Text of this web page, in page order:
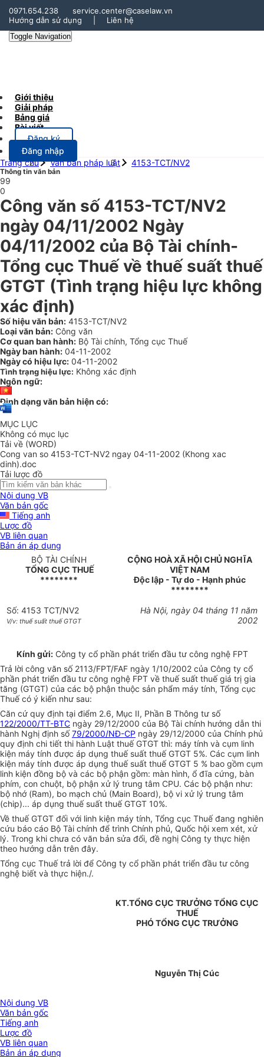
0971.654.238
service.center@caselaw.vn
Hướng dẫn sử dụng
Liên hệ
Toggle Navigation
Giới thiệu
Giải pháp
Bảng giá
Bài viết
Đăng ký
Đăng nhập
Trang chủ
Văn bản pháp luật 4153-TCT/NV2
Thông tin văn bản
99
0
Công văn số 4153-TCT/NV2
ngày 04/11/2002 Ngày
04/11/2002 của Bộ Tài chính-
Tổng cục Thuế về thuế suất thuế
GTGT (Tình trạng hiệu lực không
xác định)
Số hiệu văn bản: 4153-TCT/NV2
Loại văn bản: Công văn
Cơ quan ban hành: Bộ Tài chính, Tổng cục Thuế
Ngày ban hành: 04-11-2002
Ngày có hiệu lực: 04-11-2002
Tình trạng hiệu lực: Không xác định
Ngôn ngữ:
Định dạng văn bản hiện có:
MỤC LỤC
Không có mục lục
Tải về (WORD)
Cong van so 4153-TCT-NV2 ngay 04-11-2002 (Khong xac
dinh).doc
Tải lược đồ
Nội dung VB
Văn bản gốc
Tiếng anh
Lược đồ
VB liên quan
Bản án áp dụng
BỘ TÀI CHÍNH
TỔNG CỤC THUẾ
********
CỘNG HOÀ XÃ HỘI CHỦ NGHĨA
VIỆT NAM
Độc lập - Tự do - Hạnh phúc
********
Số: 4153 TCT/NV2
V/v: thuế suất thuế GTGT
Hà Nội, ngày 04 tháng 11 năm
2002
Kính gửi:Công ty cổ phần phát triển đầu tư công nghệ FPT
Trả lời công văn số 2113/FPT/FAF ngày 1/10/2002 của Công ty cổ
phần phát triển đầu tư công nghệ FPT về thuế suất thuế giá trị gia
tăng (GTGT) của các bộ phận thuộc sản phẩm máy tính, Tổng cục
Thuế có ý kiến như sau:
Căn cứ quy định tại điểm 2.6, Mục II, Phần B Thông tư số
122/2000/TT-BTC ngày 29/12/2000 của Bộ Tài chính hướng dẫn thi
hành Nghị định số79/2000/NĐ-CP ngày 29/12/2000 của Chính phủ
quy định chi tiết thi hành Luật thuế GTGT thì: máy tính và cụm linh
kiện máy tính được áp dụng thuế suất thuế GTGT 5%. Các cụm linh
kiện máy tính được áp dụng thuế suất thuế GTGT 5 % bao gồm cụm
linh kiện đồng bộ và các bộ phận gồm: màn hình, ổ đĩa cứng, bàn
phím, con chuột, bộ phận xử lý trung tâm CPU. Các bộ phận như:
bộ nhớ (Ram), bo mạch chủ (Main Board), bộ vi xử lý trung tâm
(chip)... áp dụng thuế suất thuế GTGT 10%.
Về thuế GTGT đối với linh kiện máy tính, Tổng cục Thuế đang nghiên
cứu báo cáo Bộ Tài chính để trình Chính phủ, Quốc hội xem xét, xử
lý. Trong khi chưa có văn bản sửa đổi, đề nghị Công ty thực hiện
theo hướng dẫn trên đây.
Tổng cục Thuế trả lời để Công ty cổ phần phát triển đầu tư công
nghệ biết và thực hiện./.
KT.TỔNG CỤC TRƯỞNG TỔNG CỤC
THUẾ
PHÓ TỔNG CỤC TRƯỞNG
Nguyễn Thị Cúc
Nội dung VB
Văn bản gốc
Tiếng anh
Lược đồ
VB liên quan
Bản án áp dụng